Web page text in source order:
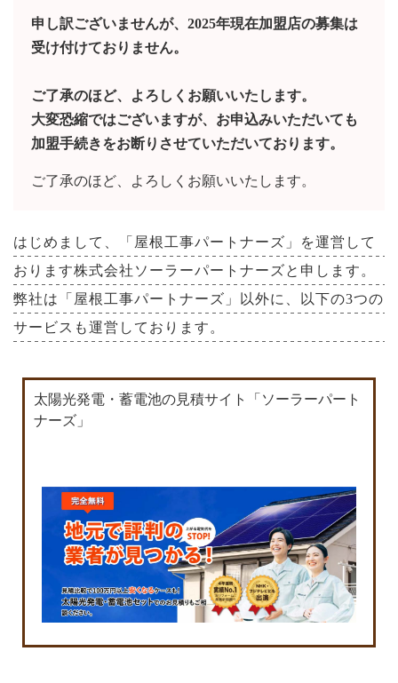
申し訳ございませんが、2025年現在加盟店の募集は
受け付けておりません。
ご了承のほど、よろしくお願いいたします。
大変恐縮ではございますが、お申込みいただいても
加盟手続きをお断りさせていただいております。
ご了承のほど、よろしくお願いいたします。
はじめまして、「屋根工事パートナーズ」を運営して
おります株式会社ソーラーパートナーズと申します。
弊社は「屋根工事パートナーズ」以外に、以下の3つの
サービスも運営しております。
太陽光発電・蓄電池の見積サイト「ソーラーパート
ナーズ」